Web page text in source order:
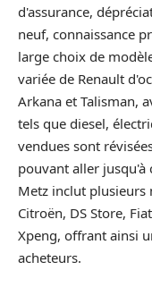
d'assurance,
neuf, connaissance
large choix de
variée de Renault
Arkana et Talisman,
tels que diesel,
vendues sont
pouvant aller jusqu'à
Metz inclut plusieurs
Citroën, DS Store,
Xpeng, offrant ainsi
acheteurs.